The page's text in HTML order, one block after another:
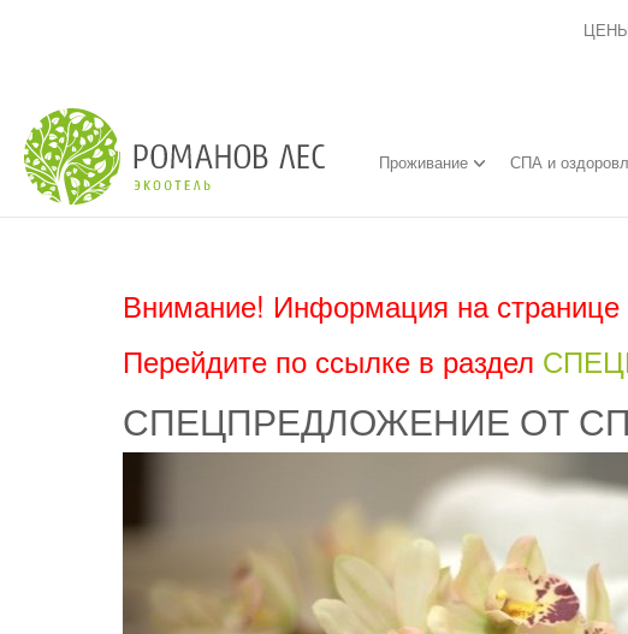
Проживание СПА и
Внимание! Информация на странице
Перейдите по ссылке в раздел
СПЕЦПРЕДЛОЖЕНИЕ ОТ